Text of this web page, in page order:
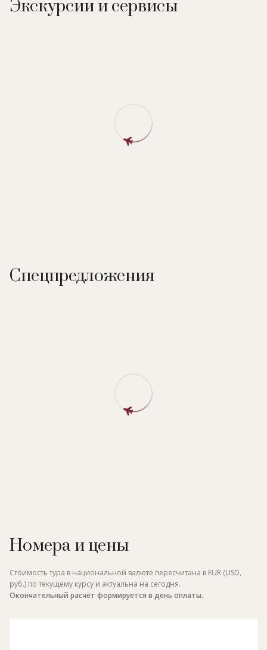
объединяет хаммам, сауну, соляную комнату и купель под
Экскурсии и сервисы
Спецпредложения
Номера и цены
Стоимость тура в национальной валюте пересчитана в EUR (USD,
руб.) по текущему курсу и актуальна на сегодня.
Окончательный расчёт формируется в день оплаты.